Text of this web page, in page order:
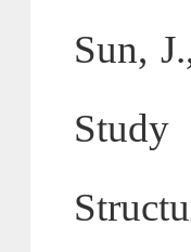
Sun,